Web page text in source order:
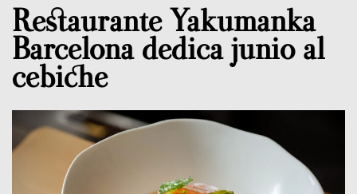
Restaurante Yakumanka
Barcelona dedica junio al
cebiche